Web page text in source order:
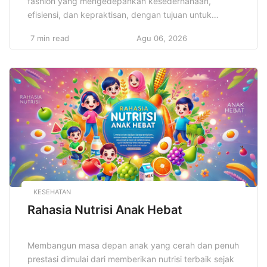
efisiensi, dan kepraktisan, dengan tujuan untuk
harus bergantung pada elemen-elemen berlebihan.
sekadar tren, tetapi juga mencerminkan filosofi hidup
yang mengutamakan kualitas daripada kuantitas,
serta keberlanjutan dalam setiap pilihan yang dibuat.
[…]
7 min read Agu 06, 2026
KESEHATAN
Rahasia Nutrisi Anak Hebat
Membangun masa depan anak yang cerah dan penuh
prestasi dimulai dari memberikan nutrisi terbaik sejak